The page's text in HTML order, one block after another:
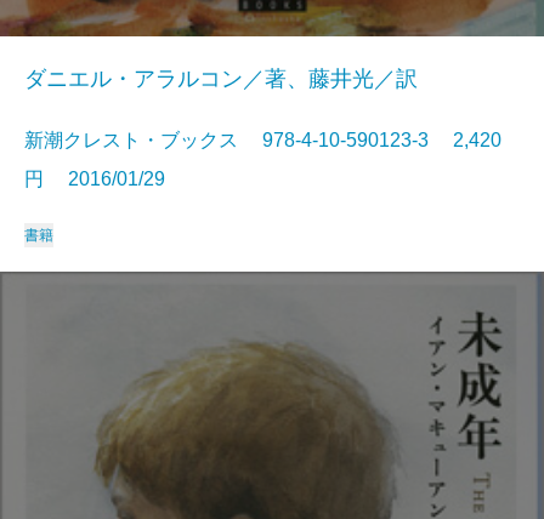
ダニエル・アラルコン／著、藤井光／訳
新潮クレスト・ブックス 978-4-10-590123-3 2,420
円 2016/01/29
書籍